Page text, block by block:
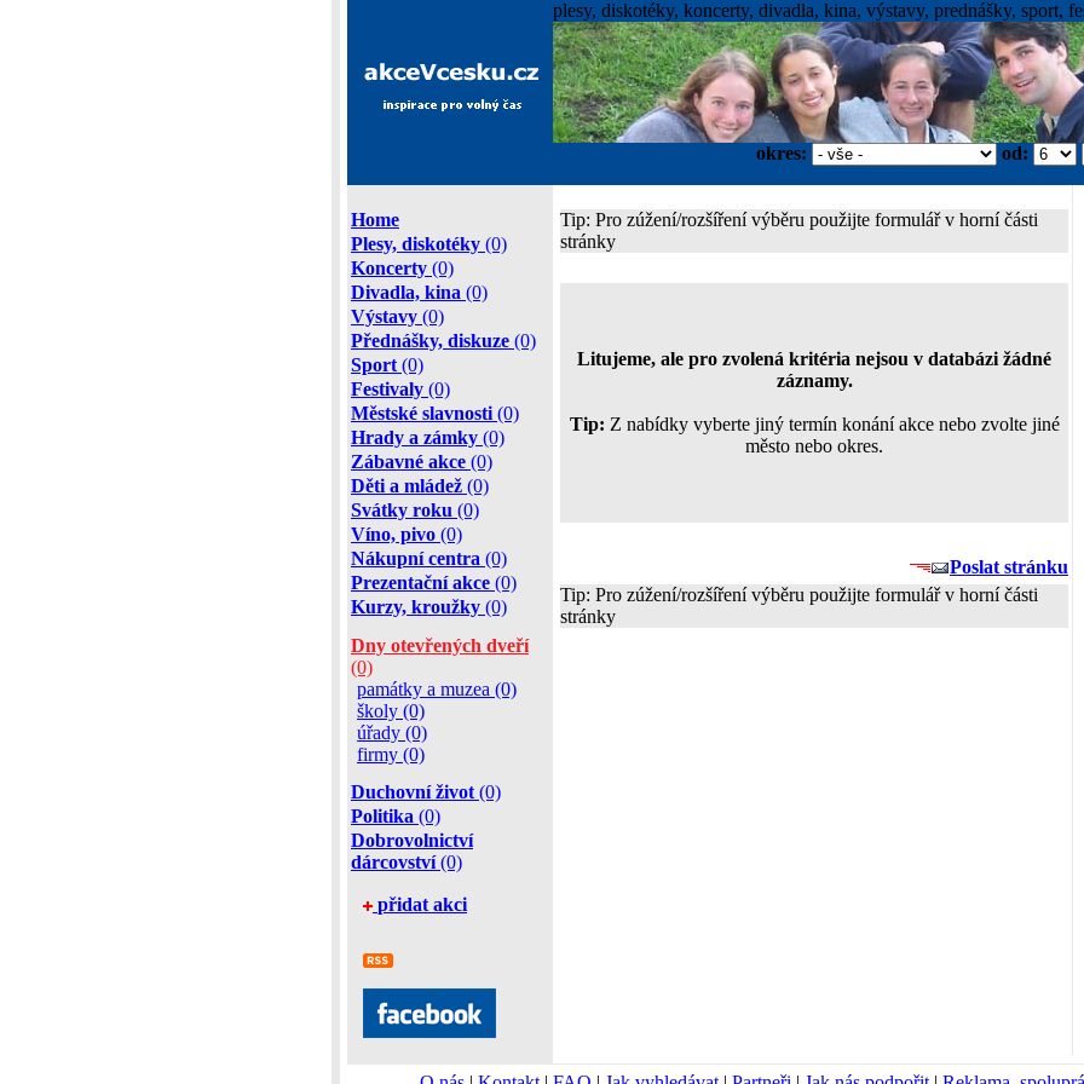
plesy, diskotéky, koncerty, divadla, kina, výstavy, prednášky, sport,
okres: od:
Home
Plesy, diskotéky (0)
Koncerty (0)
Divadla, kina (0)
Výstavy (0)
Přednášky, diskuze (0)
Sport (0)
Festivaly (0)
Městské slavnosti (0)
Hrady a zámky (0)
Zábavné akce (0)
Děti a mládež (0)
Svátky roku (0)
Víno, pivo (0)
Nákupní centra (0)
Prezentační akce (0)
Kurzy, kroužky (0)
Dny otevřených dveří
(0)
památky a muzea (0)
školy (0)
úřady (0)
firmy (0)
Duchovní život (0)
Politika (0)
Dobrovolnictví
dárcovství(0)
přidat akci
Tip: Pro zúžení/rozšíření výběru použijte formulář v horní části
stránky
Litujeme, ale pro zvolená kritéria nejsou v databázi žádné
záznamy.
Tip: Z nabídky vyberte jiný termín konání akce nebo zvolte jiné
město nebo okres.
Poslat stránku
Tip: Pro zúžení/rozšíření výběru použijte formulář v horní části
stránky